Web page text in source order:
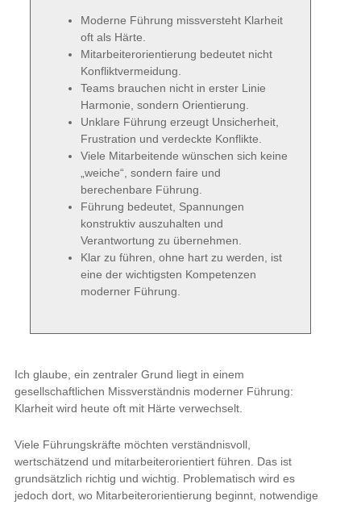
Moderne Führung missversteht Klarheit
oft als Härte.
Mitarbeiterorientierung bedeutet nicht
Konfliktvermeidung.
Teams brauchen nicht in erster Linie
Harmonie, sondern Orientierung.
Unklare Führung erzeugt Unsicherheit,
Frustration und verdeckte Konflikte.
Viele Mitarbeitende wünschen sich keine
„weiche“, sondern faire und
berechenbare Führung.
Führung bedeutet, Spannungen
konstruktiv auszuhalten und
Verantwortung zu übernehmen.
Klar zu führen, ohne hart zu werden, ist
eine der wichtigsten Kompetenzen
moderner Führung.
Ich glaube, ein zentraler Grund liegt in einem
gesellschaftlichen Missverständnis moderner Führung:
Klarheit wird heute oft mit Härte verwechselt.
Viele Führungskräfte möchten verständnisvoll,
wertschätzend und mitarbeiterorientiert führen. Das ist
grundsätzlich richtig und wichtig. Problematisch wird es
jedoch dort, wo Mitarbeiterorientierung beginnt, notwendige